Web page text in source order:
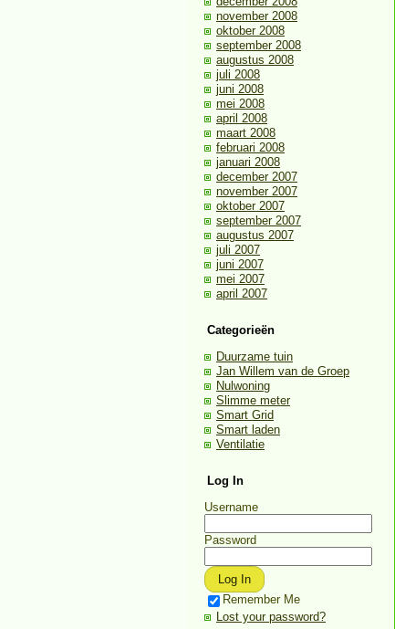
november 2008
oktober 2008
september 2008
augustus 2008
juli 2008
juni 2008
mei 2008
april 2008
maart 2008
februari 2008
januari 2008
december 2007
november 2007
oktober 2007
september 2007
augustus 2007
juli 2007
juni 2007
mei 2007
april 2007
Categorieën
Duurzame tuin
Jan Willem van de Groep
Nulwoning
Slimme meter
Smart Grid
Smart laden
Ventilatie
Log In
Username
Password
Remember Me
Lost your password?